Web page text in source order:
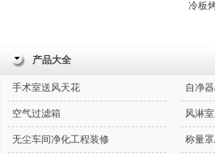
冷板
产品大全
手术室送风天花 自净
空气过滤箱 风淋
无尘车间净化工程装修 称量